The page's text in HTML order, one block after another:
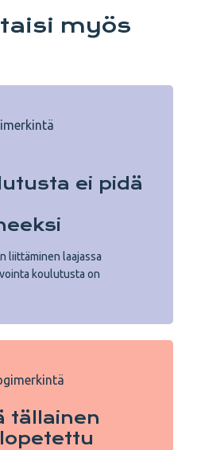
myös
ei pidä
liittäminen laajassa
koulutusta on
tällainen